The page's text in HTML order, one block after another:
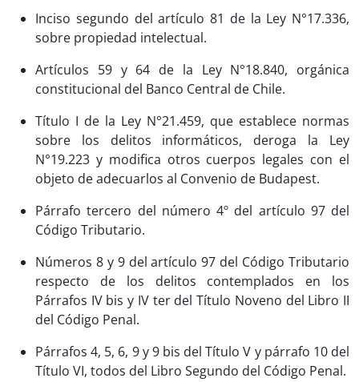
Inciso segundo del artículo 81 de la Ley N°17.336,
sobre propiedad intelectual.
Artículos 59 y 64 de la Ley N°18.840, orgánica
constitucional del Banco Central de Chile.
Título I de la Ley N°21.459, que establece normas
sobre los delitos informáticos, deroga la Ley
N°19.223 y modifica otros cuerpos legales con el
objeto de adecuarlos al Convenio de Budapest.
Párrafo tercero del número 4º del artículo 97 del
Código Tributario.
Números 8 y 9 del artículo 97 del Código Tributario
respecto de los delitos contemplados en los
Párrafos IV bis y IV ter del Título Noveno del Libro II
del Código Penal.
Párrafos 4, 5, 6, 9 y 9 bis del Título V y párrafo 10 del
Título VI, todos del Libro Segundo del Código Penal.